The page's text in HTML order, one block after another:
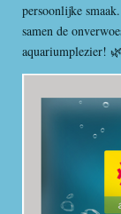
persoonlijke
samen de
aquariumplezier!